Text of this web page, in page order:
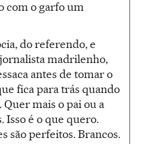
com o garfo um
do referendo, e
madrilenho,
antes de tomar o
fica para trás quando
mais o pai ou a
Isso é o que quero.
são perfeitos. Brancos.